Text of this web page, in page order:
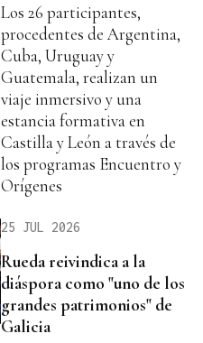
Los 26 participantes,
procedentes de Argentina,
Cuba, Uruguay y
Guatemala, realizan un
viaje inmersivo y una
estancia formativa en
Castilla y León a través de
los programas Encuentro y
Orígenes
25 JUL 2026
Rueda reivindica a la
diáspora como "uno de los
grandes patrimonios" de
Galicia